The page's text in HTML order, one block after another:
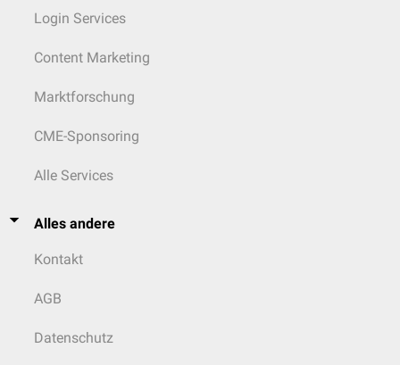
Login Services
Content Marketing
Marktforschung
CME-Sponsoring
Alle Services
Alles andere
Kontakt
AGB
Datenschutz